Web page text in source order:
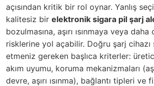
açısından kritik bir rol oynar. Yanlış
kalitesiz bir elektronik sigara pil şarj
bozulmasına, aşırı ısınmaya veya
risklerine yol açabilir. Doğru şarj
etmeniz gereken başlıca kriterler:
akım uyumu, koruma mekanizmaları
devre, aşırı ısınma), bağlantı tipleri ve